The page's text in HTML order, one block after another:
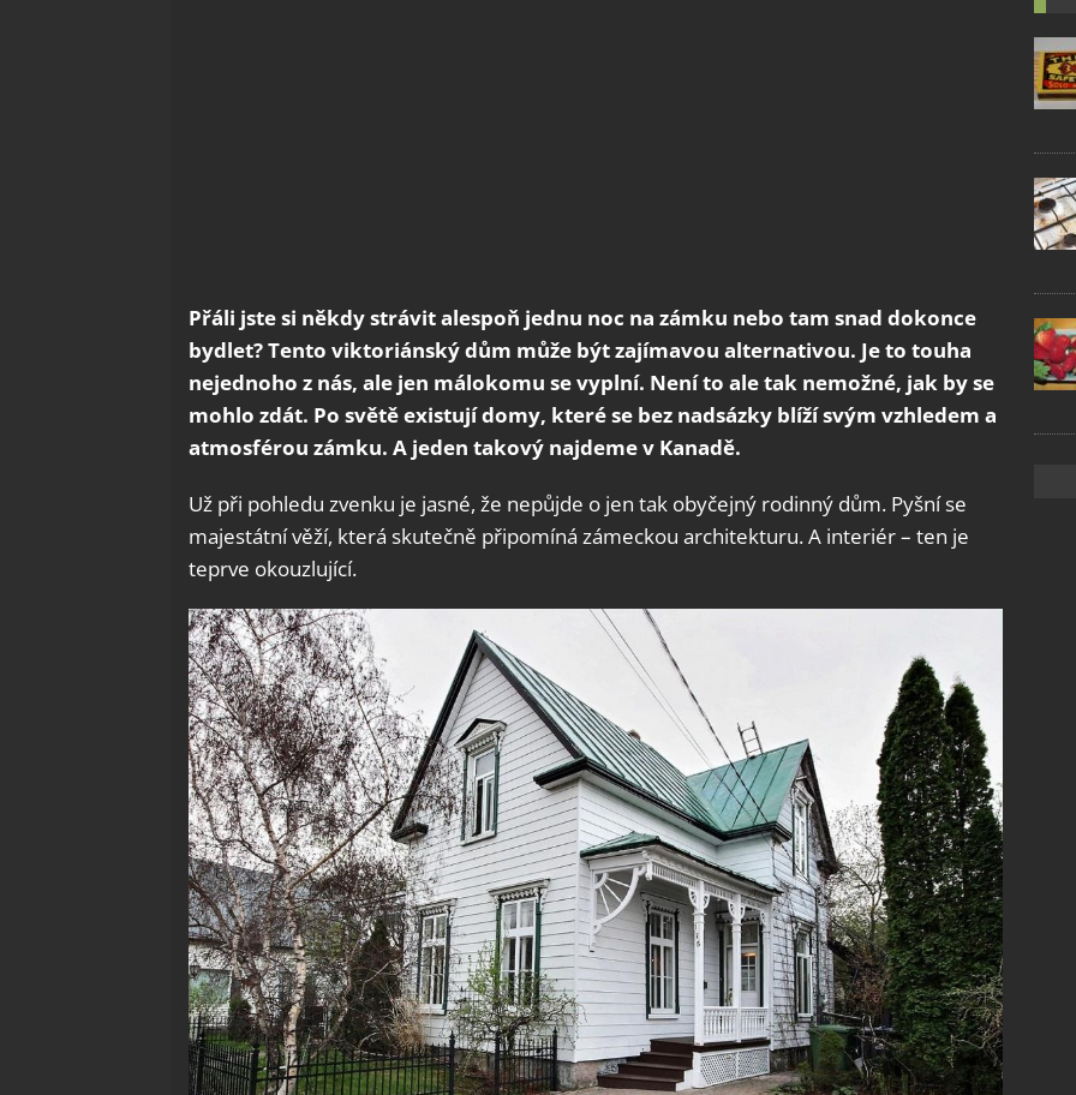
Přáli jste si někdy strávit alespoň jednu noc na zámku nebo tam snad dokonce
bydlet? Tento viktoriánský dům může být zajímavou alternativou. Je to touha
nejednoho z nás, ale jen málokomu se vyplní. Není to ale tak nemožné, jak by se
mohlo zdát. Po světě existují domy, které se bez nadsázky blíží svým vzhledem a
atmosférou zámku. A jeden takový najdeme v Kanadě.
Už při pohledu zvenku je jasné, že nepůjde o jen tak obyčejný rodinný dům. Pyšní se
majestátní věží, která skutečně připomíná zámeckou architekturu. A interiér – ten je
teprve okouzlující.